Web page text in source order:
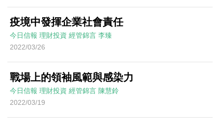
疫境中發揮企業社會責任
今日信報 理財投資 經管錦言 李臻
2022/03/26
戰場上的領袖風範與感染力
今日信報 理財投資 經管錦言 陳慧鈴
2022/03/19